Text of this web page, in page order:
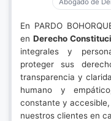
Abogado de
En PARDO
enDerecho
integrales y
proteger sus
transparencia y
humano y
constante y
nuestros clientes en